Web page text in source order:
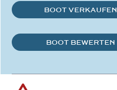
BOOT VERKAUFEN
BOOT BEWERTEN